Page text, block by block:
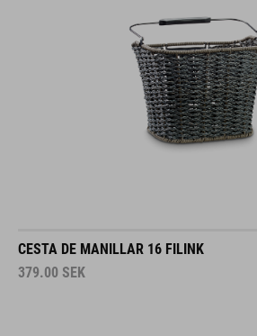
CESTA DE MANILLAR 16 FILINK
379.00 SEK